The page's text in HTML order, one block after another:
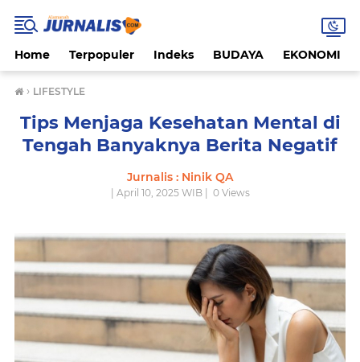
Home Terpopuler Indeks BUDAYA EKONOMI
› LIFESTYLE
Tips Menjaga Kesehatan Mental di
Tengah Banyaknya Berita Negatif
Jurnalis : Ninik QA
| April 10, 2025 WIB | 0Views